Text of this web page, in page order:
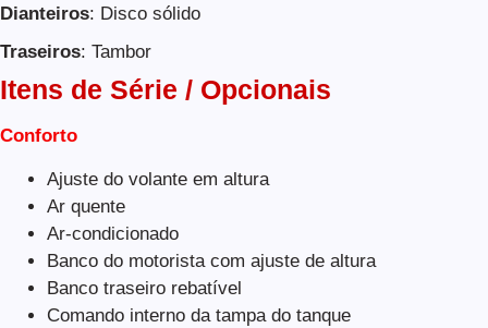
Dianteiros: Disco sólido
Traseiros: Tambor
Itens de Série / Opcionais
Conforto
Ajuste do volante em altura
Ar quente
Ar-condicionado
Banco do motorista com ajuste de altura
Banco traseiro rebatível
Comando interno da tampa do tanque